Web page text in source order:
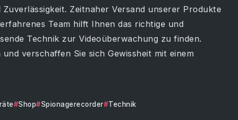
Zeitnaher Versand unserer Produkte
Team hilft Ihnen das richtige und
Technik zur Videoüberwachung zu finden.
verschaffen Sie sich Gewissheit mit einem
Shop Spionagerecorder Technik